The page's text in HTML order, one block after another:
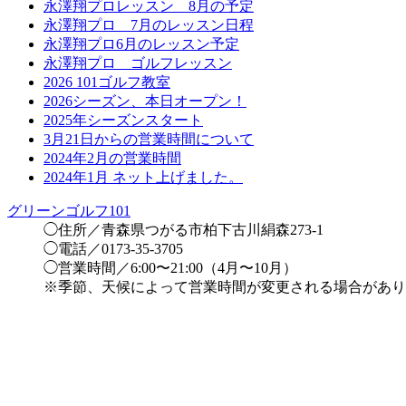
永澤翔プロレッスン 8月の予定
永澤翔プロ 7月のレッスン日程
永澤翔プロ6月のレッスン予定
永澤翔プロ ゴルフレッスン
2026 101ゴルフ教室
2026シーズン、本日オープン！
2025年シーズンスタート
3月21日からの営業時間について
2024年2月の営業時間
2024年1月 ネット上げました。
グリーンゴルフ101
◯住所／青森県つがる市柏下古川絹森273-1
◯電話／0173-35-3705
◯営業時間／6:00〜21:00（4月〜10月）
※季節、天候によって営業時間が変更される場合があ